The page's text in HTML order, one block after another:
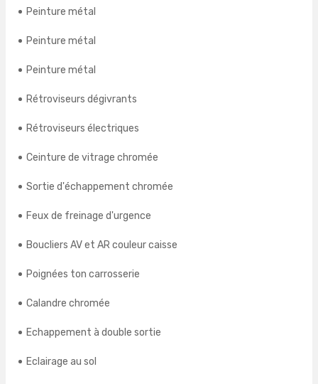
Peinture métal
Peinture métal
Peinture métal
Rétroviseurs dégivrants
Rétroviseurs électriques
Ceinture de vitrage chromée
Sortie d'échappement chromée
Feux de freinage d'urgence
Boucliers AV et AR couleur caisse
Poignées ton carrosserie
Calandre chromée
Echappement à double sortie
Eclairage au sol